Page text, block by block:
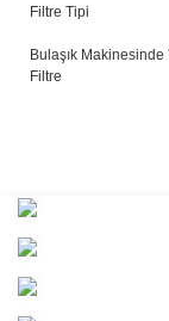
Filtre Tipi
Bulaşık Makinesinde
Filtre
konularda yetersiz
Görüş ve